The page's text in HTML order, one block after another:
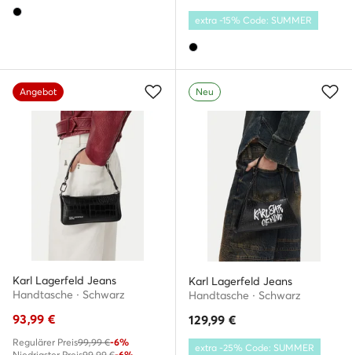
extra -15% Code: SUMMER
Angebot
Karl Lagerfeld Jeans
Handtasche · Schwarz
93,99 €
Regulärer Preis99,99 €-6%
Neu
Karl Lagerfeld Jeans
Handtasche · Schwarz
129,99 €
extra -25% Code: SUMMER